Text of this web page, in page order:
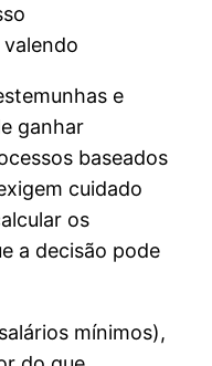
e
ganhar
baseados
cuidado
os
a decisão pode
mínimos),